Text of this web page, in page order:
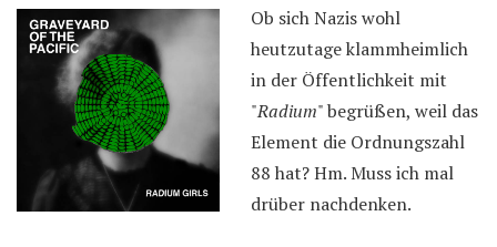
Ob sich Nazis wohl
heutzutage klammheimlich
in der Öffentlichkeit mit
"Radium" begrüßen, weil das
Element die Ordnungszahl
88 hat? Hm. Muss ich mal
drüber nachdenken.